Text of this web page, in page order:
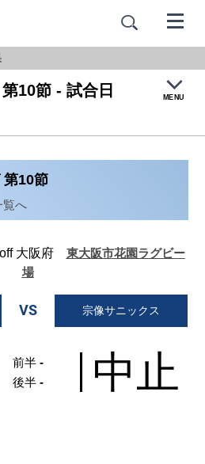
10節 - 試合日
MENU
第10節
覧へ
大阪府 東大阪市花園ラグビー
場
VS 宗像サニックス
前半 -
後半 - 中止